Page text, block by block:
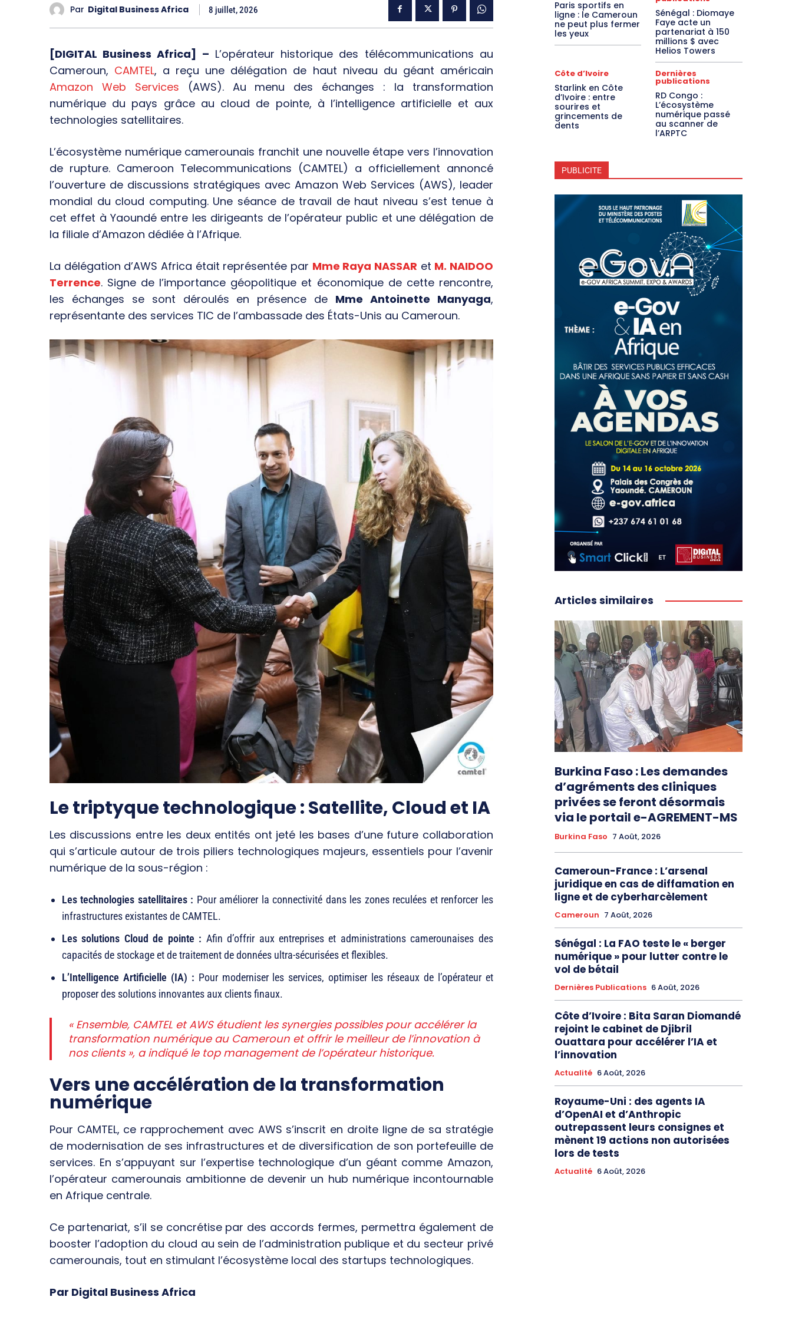
Par Digital Business Africa 8 juillet, 2026
[DIGITAL Business Africa] – L’opérateur historique des télécommunications au
Cameroun, CAMTEL, a reçu une délégation de haut niveau du géant américain
Amazon Web Services (AWS). Au menu des échanges : la transformation
numérique du pays grâce au cloud de pointe, à l’intelligence artificielle et aux
technologies satellitaires.
L’écosystème numérique camerounais franchit une nouvelle étape vers l’innovation
de rupture. Cameroon Telecommunications (CAMTEL) a officiellement annoncé
l’ouverture de discussions stratégiques avec Amazon Web Services (AWS), leader
mondial du cloud computing. Une séance de travail de haut niveau s’est tenue à
cet effet à Yaoundé entre les dirigeants de l’opérateur public et une délégation de
la filiale d’Amazon dédiée à l’Afrique.
La délégation d’AWS Africa était représentée par Mme Raya NASSAR et M. NAIDOO
Terrence. Signe de l’importance géopolitique et économique de cette rencontre,
les échanges se sont déroulés en présence de Mme Antoinette Manyaga,
représentante des services TIC de l’ambassade des États-Unis au Cameroun.
Le triptyque technologique : Satellite, Cloud et IA
Les discussions entre les deux entités ont jeté les bases d’une future collaboration
qui s’articule autour de trois piliers technologiques majeurs, essentiels pour l’avenir
numérique de la sous-région :
Les technologies satellitaires : Pour améliorer la connectivité dans les zones reculées et renforcer les
infrastructures existantes de CAMTEL.
Les solutions Cloud de pointe : Afin d’offrir aux entreprises et administrations camerounaises des
capacités de stockage et de traitement de données ultra-sécurisées et flexibles.
L’Intelligence Artificielle (IA) : Pour moderniser les services, optimiser les réseaux de l’opérateur et
proposer des solutions innovantes aux clients finaux.
« Ensemble, CAMTEL et AWS étudient les synergies possibles pour accélérer la
transformation numérique au Cameroun et offrir le meilleur de l’innovation à
nos clients », a indiqué le top management de l’opérateur historique.
Vers une accélération de la transformation
numérique
Pour CAMTEL, ce rapprochement avec AWS s’inscrit en droite ligne de sa stratégie
de modernisation de ses infrastructures et de diversification de son portefeuille de
services. En s’appuyant sur l’expertise technologique d’un géant comme Amazon,
l’opérateur camerounais ambitionne de devenir un hub numérique incontournable
en Afrique centrale.
Ce partenariat, s’il se concrétise par des accords fermes, permettra également de
booster l’adoption du cloud au sein de l’administration publique et du secteur privé
camerounais, tout en stimulant l’écosystème local des startups technologiques.
Par Digital Business Africa
Paris sportifs en
ligne : le Cameroun
ne peut plus fermer
les yeux
Sénégal : Diomaye
Faye acte un
partenariat à 150
millions $ avec
Helios Towers
Côte d’Ivoire
Starlink en Côte
d’Ivoire : entre
sourires et
grincements de
dents
Dernières
publications
RD Congo :
L’écosystème
numérique passé
au scanner de
l’ARPTC
PUBLICITE
Articles similaires
Burkina Faso : Les demandes
d’agréments des cliniques
privées se feront désormais
via le portail e-AGREMENT-MS
Burkina Faso 7 Août, 2026
Cameroun-France : L’arsenal
juridique en cas de diffamation en
ligne et de cyberharcèlement
Cameroun 7 Août, 2026
Sénégal : La FAO teste le « berger
numérique » pour lutter contre le
vol de bétail
Dernières Publications 6 Août, 2026
Côte d’Ivoire : Bita Saran Diomandé
rejoint le cabinet de Djibril
Ouattara pour accélérer l’IA et
l’innovation
Actualité 6 Août, 2026
Royaume-Uni : des agents IA
d’OpenAI et d’Anthropic
outrepassent leurs consignes et
mènent 19 actions non autorisées
lors de tests
Actualité 6 Août, 2026